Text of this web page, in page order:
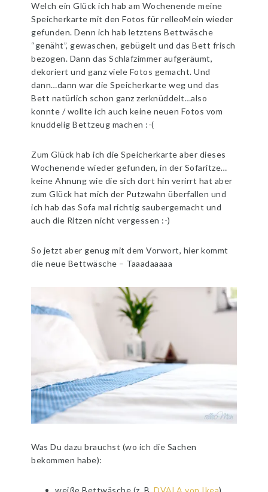
Welch ein Glück ich hab am Wochenende meine
Speicherkarte mit den Fotos für relleoMein wieder
gefunden. Denn ich hab letztens Bettwäsche
“genäht”, gewaschen, gebügelt und das Bett frisch
bezogen. Dann das Schlafzimmer aufgeräumt,
dekoriert und ganz viele Fotos gemacht. Und
dann…dann war die Speicherkarte weg und das
Bett natürlich schon ganz zerknüddelt…also
konnte / wollte ich auch keine neuen Fotos vom
knuddelig Bettzeug machen :-(
Zum Glück hab ich die Speicherkarte aber dieses
Wochenende wieder gefunden, in der Sofaritze…
keine Ahnung wie die sich dort hin verirrt hat aber
zum Glück hat mich der Putzwahn überfallen und
ich hab das Sofa mal richtig saubergemacht und
auch die Ritzen nicht vergessen :-)
So jetzt aber genug mit dem Vorwort, hier kommt
die neue Bettwäsche – Taaadaaaaa
Was Du dazu brauchst (wo ich die Sachen
bekommen habe):